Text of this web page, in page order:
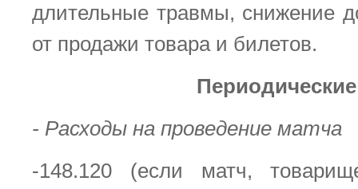
длительные травмы, снижение
от продажи товара и билетов.
- Расходы на проведение матча
-148.120 (если матч,